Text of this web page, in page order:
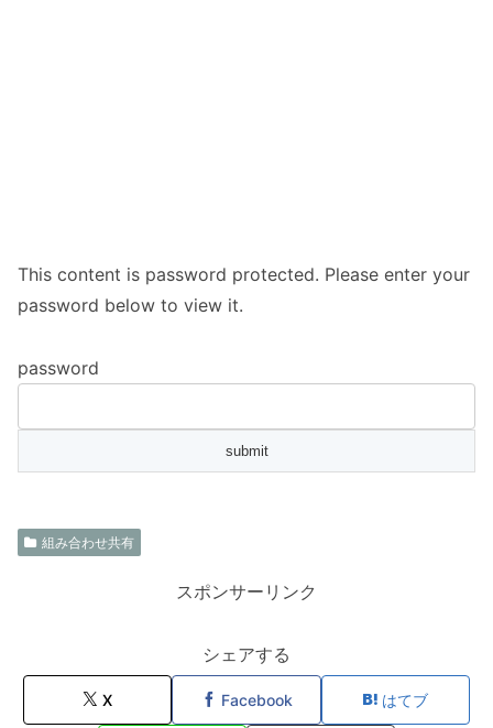
This content is password protected. Please enter your
password below to view it.
password
組み合わせ共有
スポンサーリンク
シェアする
X Facebook はてブ